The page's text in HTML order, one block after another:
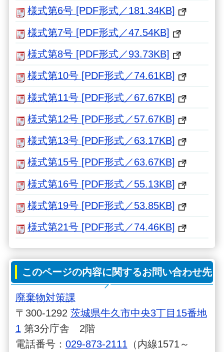
様式第6号 [PDF形式／181.34KB]
様式第7号 [PDF形式／47.54KB]
様式第8号 [PDF形式／93.73KB]
様式第10号 [PDF形式／74.61KB]
様式第11号 [PDF形式／67.67KB]
様式第12号 [PDF形式／57.67KB]
様式第13号 [PDF形式／63.17KB]
様式第15号 [PDF形式／63.67KB]
様式第16号 [PDF形式／55.13KB]
様式第19号 [PDF形式／53.85KB]
様式第21号 [PDF形式／74.46KB]
このページの内容に関するお問い合わせ先
廃棄物対策課
〒300-1292 茨城県牛久市中央3丁目15番地
1 第3分庁舎 2階
電話番号： 029-873-2111 （内線1571～